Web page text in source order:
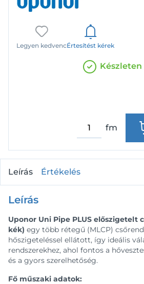
Legyen kedvencÉrtesítést kérek
fm
Leírás Értékelés
Leírás
Uponor Uni Pipe PLUS előszigetelt
kék) egy több rétegű (MLCP)
hőszigeteléssel ellátott, így ideális
rendszerekhez, ahol fontos a
és a gyors szerelhetőség.
Fő műszaki adatok: